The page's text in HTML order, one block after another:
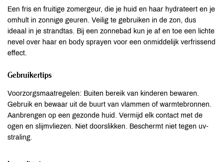
Een fris en fruitige zomergeur, die je huid en haar hydrateert en je
omhult in zonnige geuren. Veilig te gebruiken in de zon, dus
ideaal in je strandtas. Bij een zonnebad kun je af en toe een lichte
nevel over haar en body sprayen voor een onmiddelijk verfrissend
effect.
Gebruikertips
Voorzorgsmaatregelen: Buiten bereik van kinderen bewaren.
Gebruik en bewaar uit de buurt van vlammen of warmtebronnen.
Aanbrengen op een gezonde huid. Vermijd elk contact met de
ogen en slijmvliezen. Niet doorslikken. Beschermt niet tegen uv-
straling.